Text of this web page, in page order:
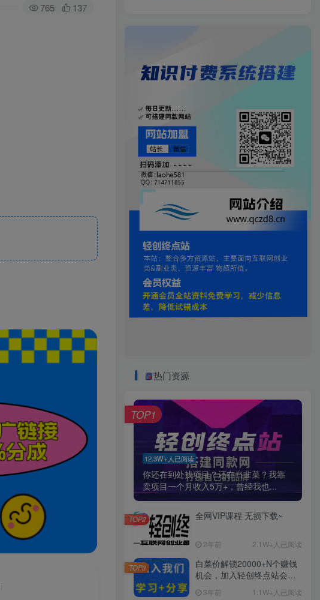
765 137
热门资源
12.3W+人已阅读
你还在到处找项目？还在当韭菜？我靠
卖项目一个月收入5万+，曾经我也...
TOP1
全网VIP课程 无损下载~
2年前 2.1W+人已阅读
TOP2
白菜价解锁20000+N个赚钱
机会，加入轻创终点站会
3年前 1.1W+人已阅读
TOP3